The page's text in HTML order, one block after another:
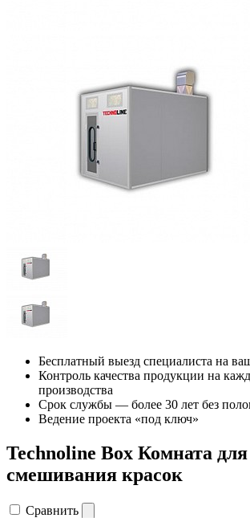
Бесплатный выезд специалиста на
Контроль качества продукции на
производства
Срок службы — более 30 лет без
Ведение проекта «под ключ»
Technoline Box Комната для
смешивания красок
Сравнить